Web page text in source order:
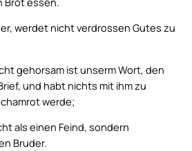
werdet nicht verdrossen Gutes zu
gehorsam ist unserm Wort, den
und habt nichts mit ihm zu
werde;
als einen Feind, sondern
Bruder.